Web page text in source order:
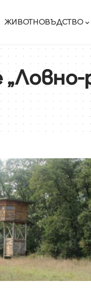
ЖИВОТНОВЪДСТВО